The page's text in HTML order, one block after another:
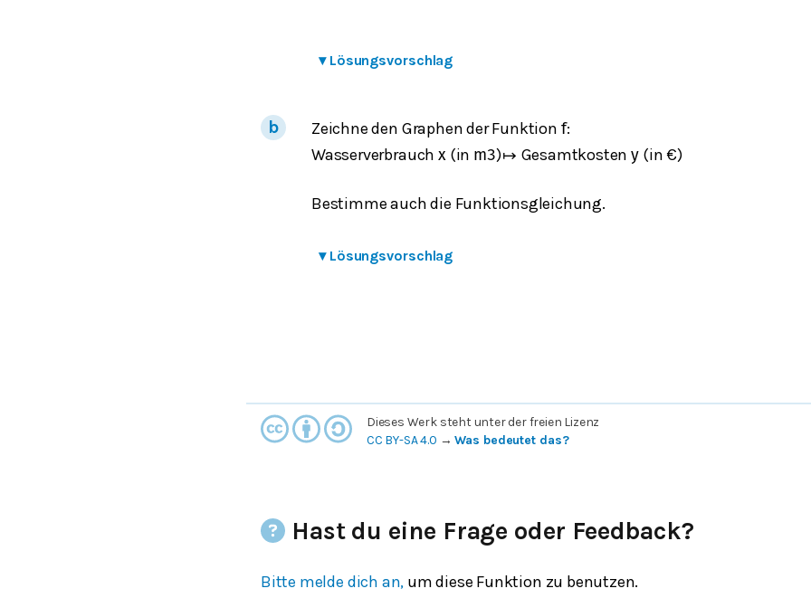
▾ Lösungsvorschlag
Zeichne den Graphen der Funktion f:
Wasserverbrauch x(in m3)↦ Gesamtkosten y (in €)
Bestimme auch die Funktionsgleichung.
▾ Lösungsvorschlag
Dieses Werk steht unter der freien Lizenz
CC BY-SA 4.0 →Was bedeutet das?
Hast du eine Frage oder Feedback?
Bitte melde dich an, um diese Funktion zu benutzen.